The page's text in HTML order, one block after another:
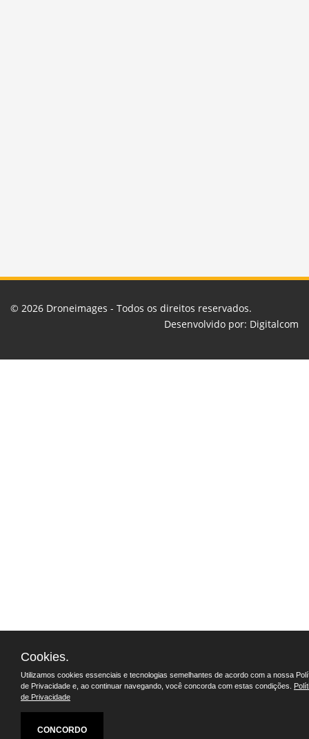
© 2026 Droneimages - Todos os direitos reservados.
Desenvolvido por: Digitalcom
Cookies.
Utilizamos cookies essenciais e tecnologias semelhantes de acordo com a nossa
de Privacidade e, ao continuar navegando, você concorda com estas condições.
de Privacidade
CONCORDO